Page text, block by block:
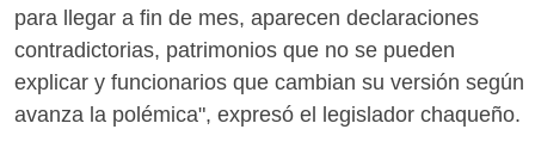
para llegar a fin de mes, aparecen declaraciones
contradictorias, patrimonios que no se pueden
explicar y funcionarios que cambian su versión según
avanza la polémica", expresó el legislador chaqueño.